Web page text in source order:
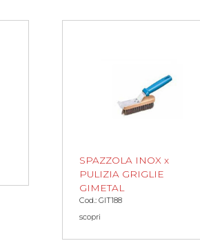
SPAZZOLA INOX x
PULIZIA GRIGLIE
GIMETAL
Cod.: GIT188
scopri